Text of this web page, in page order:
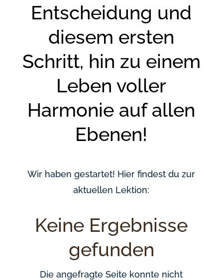
Entscheidung und
diesem ersten
Schritt, hin zu einem
Leben voller
Harmonie auf allen
Ebenen!
Wir haben gestartet! Hier findest du zur
aktuellen Lektion:
Keine Ergebnisse
gefunden
Die angefragte Seite konnte nicht